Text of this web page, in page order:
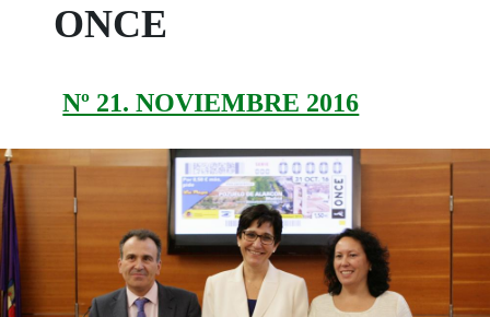
ONCE
Nº 21. NOVIEMBRE 2016